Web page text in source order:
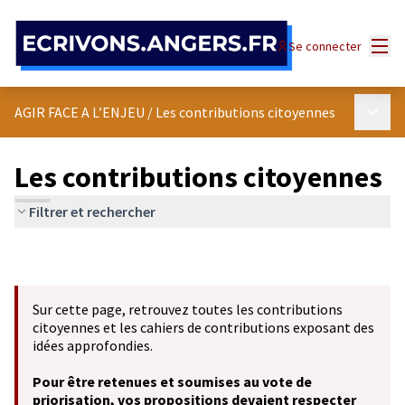
Se connecter
AGIR FACE A L’ENJEU / Les contributions citoyennes
Les contributions citoyennes
Filtrer et rechercher
Sur cette page, retrouvez toutes les contributions
citoyennes et les cahiers de contributions exposant des
idées approfondies.
Pour être retenues et soumises au vote de
priorisation, vos propositions devaient respecter